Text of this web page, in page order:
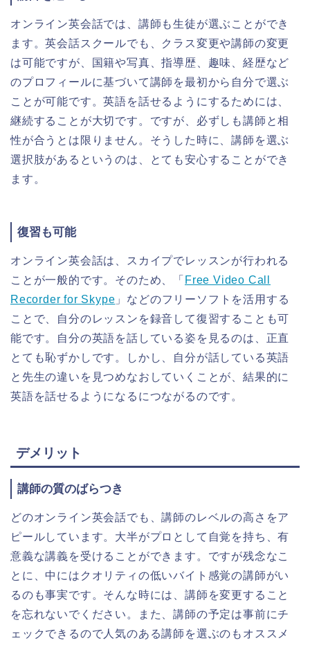
オンライン英会話では、講師も生徒が選ぶことができ
ます。英会話スクールでも、クラス変更や講師の変更
は可能ですが、国籍や写真、指導歴、趣味、経歴など
のプロフィールに基づいて講師を最初から自分で選ぶ
ことが可能です。英語を話せるようにするためには、
継続することが大切です。ですが、必ずしも講師と相
性が合うとは限りません。そうした時に、講師を選ぶ
選択肢があるというのは、とても安心することができ
ます。
復習も可能
オンライン英会話は、スカイプでレッスンが行われる
ことが一般的です。そのため、「 Free Video Call
Recorder for Skype 」などのフリーソフトを活用する
ことで、自分のレッスンを録音して復習することも可
能です。自分の英語を話している姿を見るのは、正直
とても恥ずかしです。しかし、自分が話している英語
と先生の違いを見つめなおしていくことが、結果的に
英語を話せるようになるにつながるのです。
デメリット
講師の質のばらつき
どのオンライン英会話でも、講師のレベルの高さをア
ピールしています。大半がプロとして自覚を持ち、有
意義な講義を受けることができます。ですが残念なこ
とに、中にはクオリティの低いバイト感覚の講師がい
るのも事実です。そんな時には、講師を変更すること
を忘れないでください。また、講師の予定は事前にチ
ェックできるので人気のある講師を選ぶのもオススメ